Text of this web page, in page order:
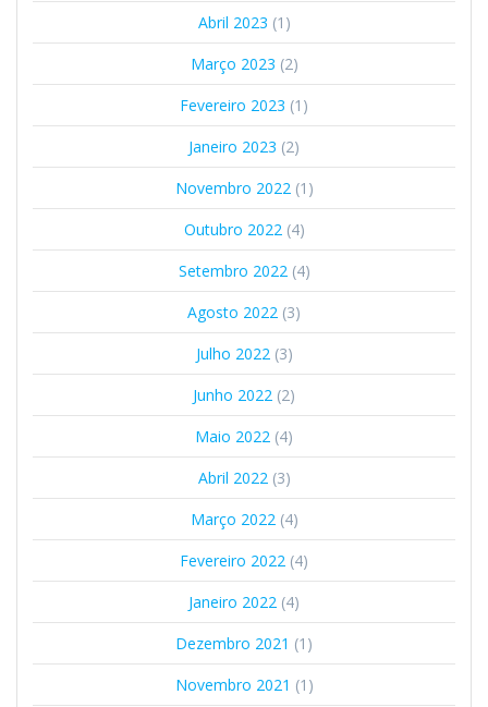
Abril 2023 (1)
Março 2023 (2)
Fevereiro 2023 (1)
Janeiro 2023 (2)
Novembro 2022(1)
Outubro 2022(4)
Setembro 2022(4)
Agosto 2022 (3)
Julho 2022(3)
Junho 2022 (2)
Maio 2022 (4)
Abril 2022(3)
Março 2022(4)
Fevereiro 2022 (4)
Janeiro 2022 (4)
Dezembro 2021 (1)
Novembro 2021 (1)